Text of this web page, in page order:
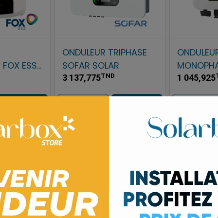
SOFAR
ONDULEUR TRIPHASE
KSTAR
3 643,511TND 1 753,725